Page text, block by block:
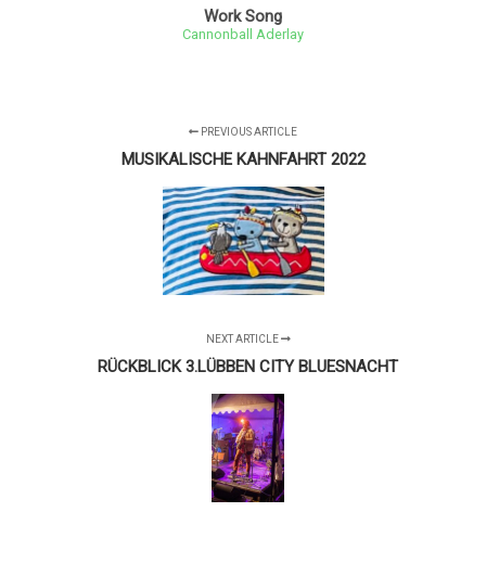
Work Song
Cannonball Aderlay
PREVIOUS ARTICLE
MUSIKALISCHE KAHNFAHRT 2022
NEXT ARTICLE
RÜCKBLICK 3.LÜBBEN CITY BLUESNACHT